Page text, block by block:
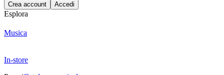
Crea account Accedi
Esplora
Musica
In-store